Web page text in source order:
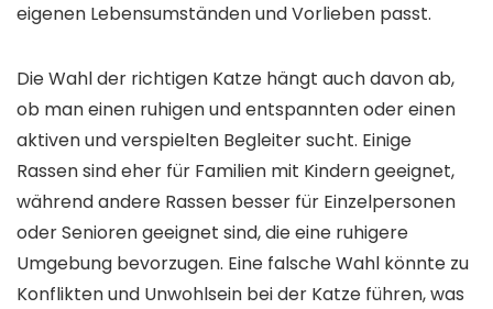
eigenen Lebensumständen und Vorlieben passt.
Die Wahl der richtigen Katze hängt auch davon ab,
ob man einen ruhigen und entspannten oder einen
aktiven und verspielten Begleiter sucht. Einige
Rassen sind eher für Familien mit Kindern geeignet,
während andere Rassen besser für Einzelpersonen
oder Senioren geeignet sind, die eine ruhigere
Umgebung bevorzugen. Eine falsche Wahl könnte zu
Konflikten und Unwohlsein bei der Katze führen, was